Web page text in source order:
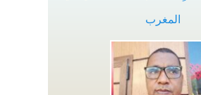
المغرب